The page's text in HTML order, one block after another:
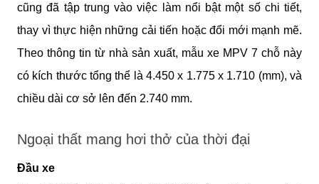
cũng đã tập trung vào việc làm nổi bật một số chi tiết,
thay vì thực hiện những cải tiến hoặc đổi mới mạnh mẽ.
Theo thông tin từ nhà sản xuất, mẫu xe MPV 7 chỗ này
có kích thước tổng thể là 4.450 x 1.775 x 1.710 (mm), và
chiều dài cơ sở lên đến 2.740 mm.
Ngoại thất mang hơi thở của thời đại
Đầu xe